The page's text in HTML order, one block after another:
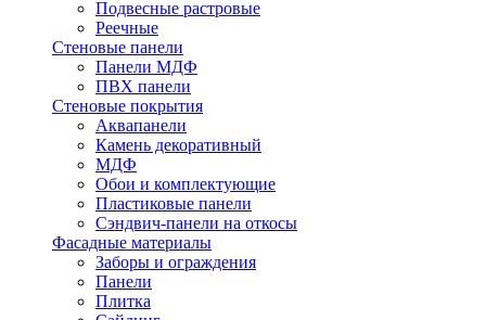
Подвесные растровые
Реечные
Стеновые панели
Панели МДФ
ПВХ панели
Стеновые покрытия
Аквапанели
Камень декоративный
МДФ
Обои и комплектующие
Пластиковые панели
Сэндвич-панели на откосы
Фасадные материалы
Заборы и ограждения
Панели
Плитка